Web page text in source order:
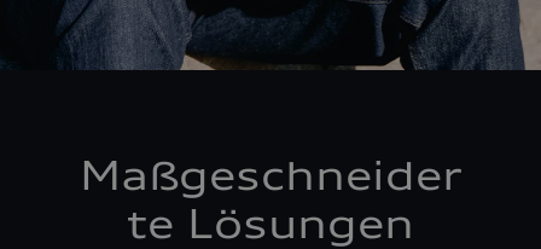
Maßgeschneider
te Lösungen